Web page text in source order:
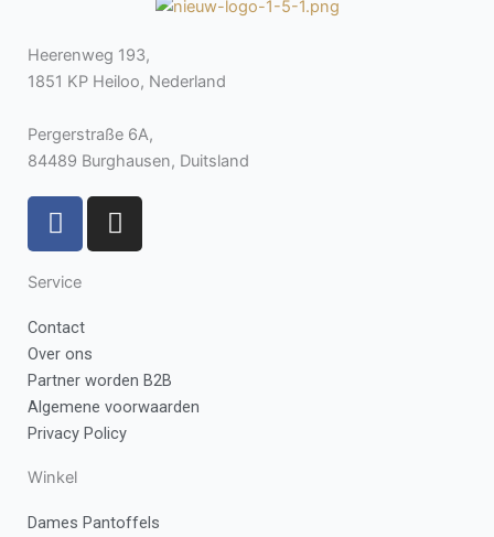
Heerenweg 193,
1851 KP Heiloo, Nederland
Pergerstraße 6A,
84489 Burghausen, Duitsland
F
a
e
b
o
o
k
-
I
n
r
a
m
Service
Contact
Over ons
Partner worden B2B
Algemene voorwaarden
Privacy Policy
Winkel
Dames Pantoffels